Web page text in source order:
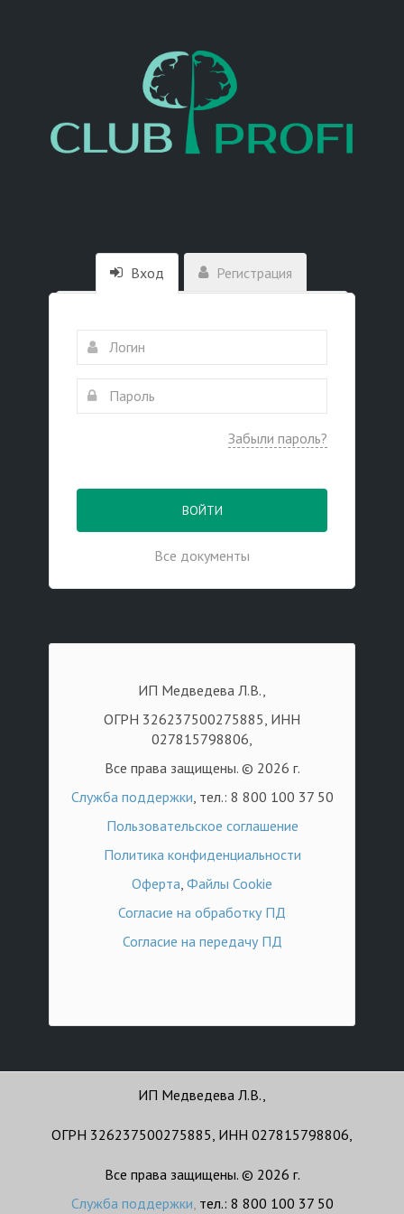
Вход Регистрация
Забыли пароль?
ВОЙТИ
Все документы
ИП Медведева Л.В.,
ОГРН 326237500275885, ИНН
027815798806,
Все права защищены. © 2026 г.
Служба поддержки, тел.: 8 800 100 37 50
Пользовательское соглашение
Политика конфиденциальности
Оферта, Файлы Cookie
Согласие на обработку ПД
Согласие на передачу ПД
ИП Медведева Л.В.,
ОГРН 326237500275885, ИНН 027815798806,
Все права защищены. © 2026 г.
Служба поддержки, тел.: 8 800 100 37 50